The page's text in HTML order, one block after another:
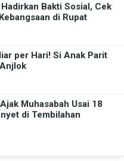
Bakti Sosial, Cek
di Rupat
per Hari! Si Anak Parit
Muhasabah Usai 18
di Tembilahan